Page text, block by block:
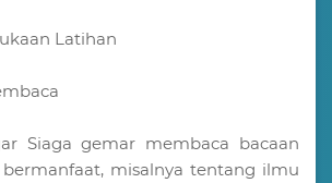
Latihan
Siaga gemar membaca bacaan
misalnya tentang ilmu